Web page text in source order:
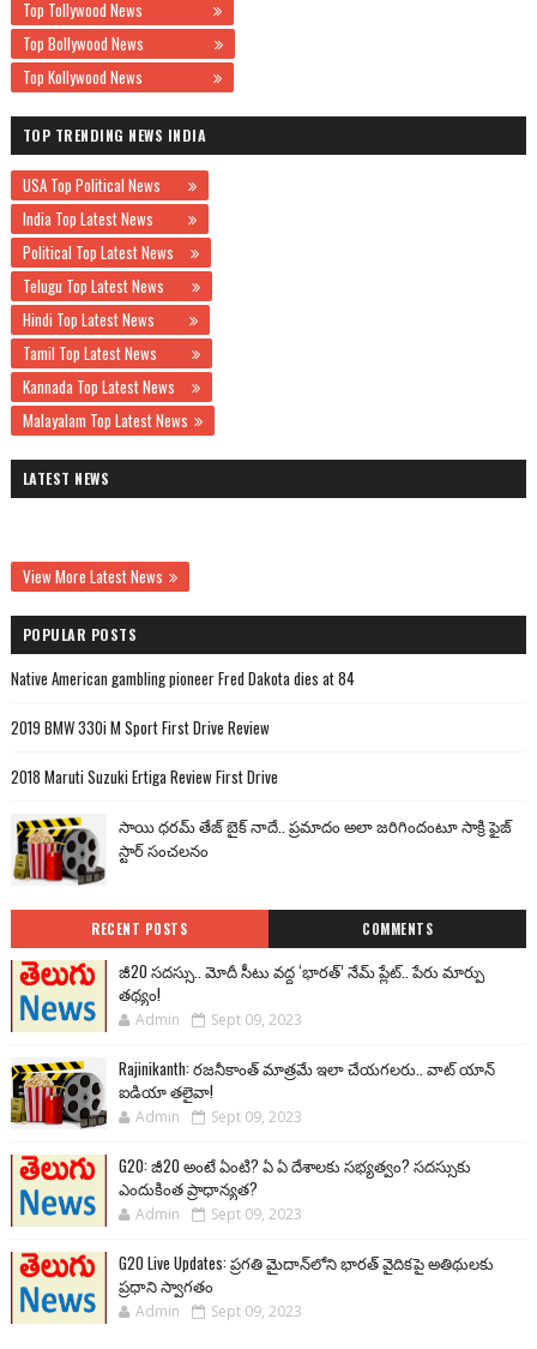
Top Tollywood News
Top Bollywood News
Top Kollywood News
TOP TRENDING NEWS INDIA
USA Top Political News
India Top Latest News
Political Top Latest News
Telugu Top Latest News
Hindi Top Latest News
Tamil Top Latest News
Kannada Top Latest News
Malayalam Top Latest News
LATEST NEWS
View More Latest News
POPULAR POSTS
Native American gambling pioneer Fred Dakota dies at 84
2019 BMW 330i M Sport First Drive Review
2018 Maruti Suzuki Ertiga Review First Drive
సాయి ధరమ్ తేజ్ బైక్ నాదే.. ప్రమాదం అలా జరిగిందంటూ సాక్రి ఫైజ్
స్టార్ సంచలనం
RECENT POSTS COMMENTS
జీ20 సదస్సు.. మోదీ సీటు వద్ద ‘భారత్’ నేమ్ ప్లేట్‌.. పేరు మార్పు
తథ్యం!
Admin Sept 09, 2023
Rajinikanth: రజనీకాంత్ మాత్రమే ఇలా చేయగలరు.. వాట్ యాన్
ఐడియా తలైవా!
Admin Sept 09, 2023
G20: జీ20 అంటే ఏంటి? ఏ ఏ దేశాలకు సభ్యత్వం? సదస్సుకు
ఎందుకింత ప్రాధాన్యత?
Admin Sept 09, 2023
G20 Live Updates: ప్రగతి మైదాన్‌లోని భారత్ వైదికపై అతిథులకు
ప్రధాని స్వాగతం
Admin Sept 09, 2023